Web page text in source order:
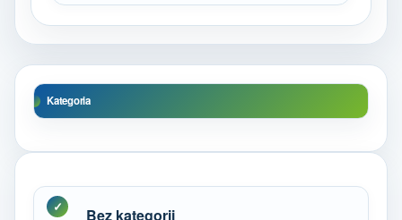
Kategoria
Bez kategorii